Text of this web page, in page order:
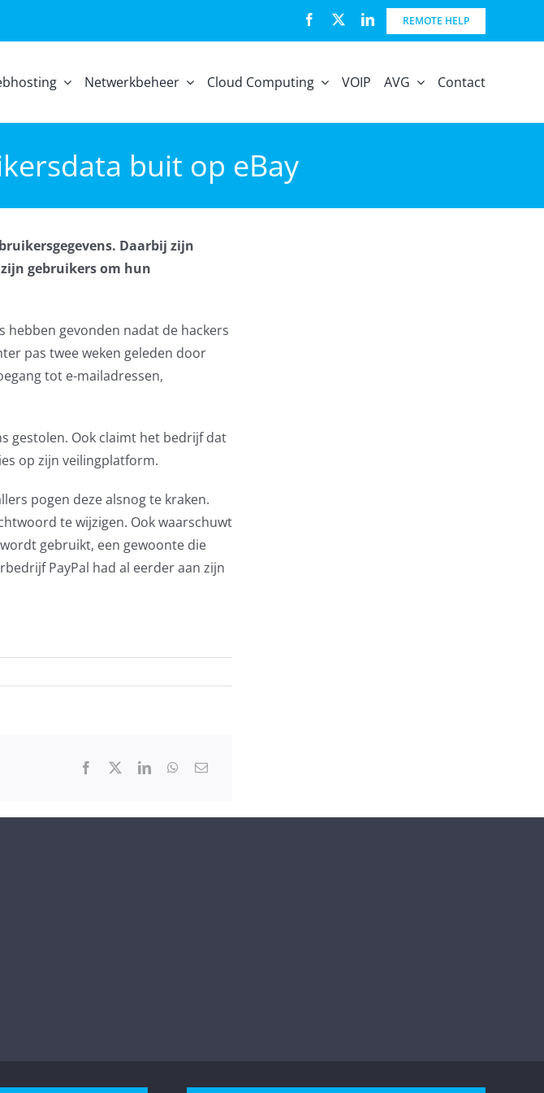
REMOTE HELP
Netwerkbeheer Cloud Computing VOIP AVG Contact
buit op eBay
Daarbij zijn
gebruikers om hun
hebben gevonden nadat de hackers
pas twee weken geleden door
tot e-mailadressen,
gestolen. Ook claimt het bedrijf dat
op zijn veilingplatform.
pogen deze alsnog te kraken.
te wijzigen. Ook waarschuwt
gebruikt, een gewoonte die
PayPal had al eerder aan zijn